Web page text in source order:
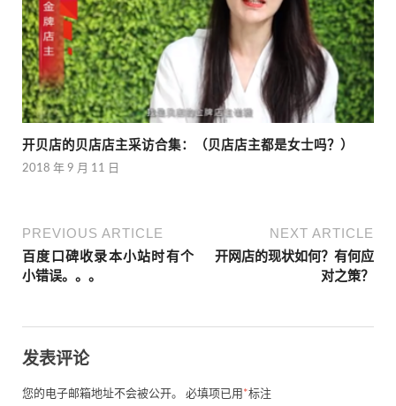
开贝店的贝店店主采访合集：（贝店店主都是女士吗？）
2018 年 9 月 11 日
PREVIOUS ARTICLE
百度口碑收录本小站时有个
小错误。。。
NEXT ARTICLE
开网店的现状如何？有何应
对之策？
发表评论
您的电子邮箱地址不会被公开。 必填项已用 *标注